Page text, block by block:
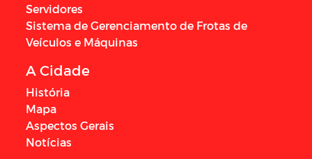
Servidores
Sistema de Gerenciamento de Frotas de
Veículos e Máquinas
A Cidade
História
Mapa
Aspectos Gerais
Notícias